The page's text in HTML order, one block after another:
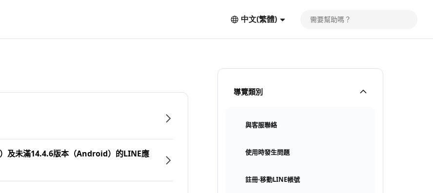
中文(繁體)
導覽類別
與客服聯絡
使用時發生問題
註冊⋅移動LINE帳號
及未滿14.4.6版本（Android）的LINE應